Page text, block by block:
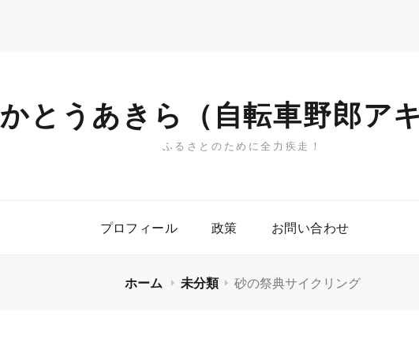
かとうあきら（自転車野郎アキ
ふるさとのために全力疾走！
プロフィール 政策 お問い合わせ
ホーム 未分類 砂の祭典サイクリング